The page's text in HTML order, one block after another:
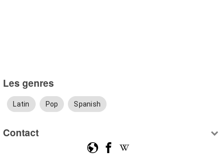
Les genres
Latin Pop Spanish
Contact